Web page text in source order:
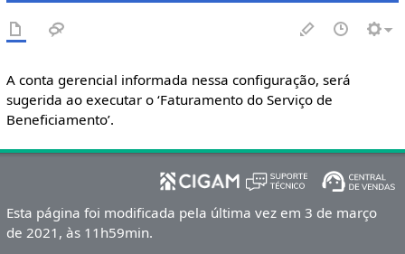
A conta gerencial informada nessa configuração, será
sugerida ao executar o ‘Faturamento do Serviço de
Beneficiamento’.
Esta página foi modificada pela última vez em 3 de março
de 2021, às 11h59min.